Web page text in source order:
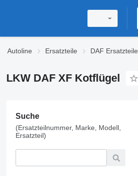
Autoline Ersatzteile DAF Ersatzteile
LKW DAF XF Kotflügel
Suche
(Ersatzteilnummer, Marke, Modell,
Ersatzteil)